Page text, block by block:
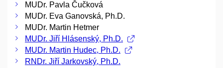
MUDr. Pavla Čučková
MUDr. Eva Ganovská, Ph.D.
MUDr. Martin Hetmer
MUDr. Jiří Hlásenský, Ph.D.
MUDr. Martin Hudec, Ph.D.
RNDr. Jiří Jarkovský, Ph.D.